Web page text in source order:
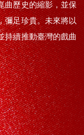
曲歷史的縮影，並保
彌足珍貴。未來將以
持續推動臺灣的戲曲